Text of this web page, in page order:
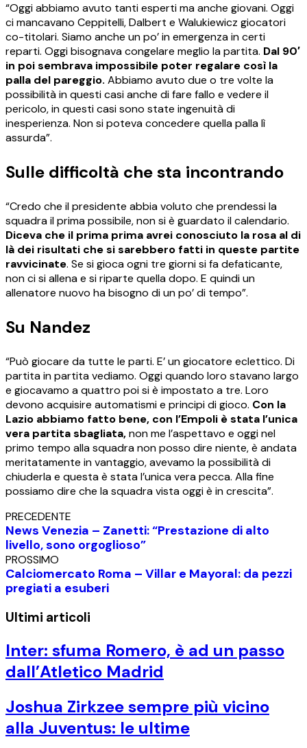
“Oggi abbiamo avuto tanti esperti ma anche giovani. Oggi
ci mancavano Ceppitelli, Dalbert e Walukiewicz giocatori
co-titolari. Siamo anche un po’ in emergenza in certi
reparti. Oggi bisognava congelare meglio la partita. Dal 90′
in poi sembrava impossibile poter regalare così la
palla del pareggio. Abbiamo avuto due o tre volte la
possibilità in questi casi anche di fare fallo e vedere il
pericolo, in questi casi sono state ingenuità di
inesperienza. Non si poteva concedere quella palla lì
assurda”.
Sulle difficoltà che sta incontrando
“Credo che il presidente abbia voluto che prendessi la
squadra il prima possibile, non si è guardato il calendario.
Diceva che il prima prima avrei conosciuto la rosa al di
là dei risultati che si sarebbero fatti in queste partite
ravvicinate. Se si gioca ogni tre giorni si fa defaticante,
non ci si allena e si riparte quella dopo. E quindi un
allenatore nuovo ha bisogno di un po’ di tempo”.
Su Nandez
“Può giocare da tutte le parti. E’ un giocatore eclettico. Di
partita in partita vediamo. Oggi quando loro stavano largo
e giocavamo a quattro poi si è impostato a tre. Loro
devono acquisire automatismi e principi di gioco. Con la
Lazio abbiamo fatto bene, con l’Empoli è stata l’unica
vera partita sbagliata,non me l’aspettavo e oggi nel
primo tempo alla squadra non posso dire niente, è andata
meritatamente in vantaggio, avevamo la possibilità di
chiuderla e questa è stata l’unica vera pecca. Alla fine
possiamo dire che la squadra vista oggi è in crescita”.
PRECEDENTE
News Venezia – Zanetti: “Prestazione di alto
livello, sono orgoglioso”
PROSSIMO
Calciomercato Roma – Villar e Mayoral: da pezzi
pregiati a esuberi
Ultimi articoli
Inter: sfuma Romero, è ad un passo
dall’Atletico Madrid
Joshua Zirkzee sempre più vicino
alla Juventus: le ultime